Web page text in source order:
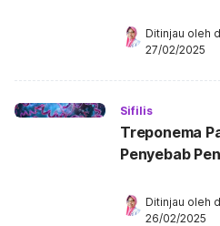
Ditinjau oleh
27/02/2025
Sifilis
Treponema
Penyebab
Ditinjau oleh
26/02/2025